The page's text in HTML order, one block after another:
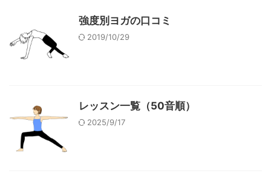
強度別ヨガの口コミ
2019/10/29
レッスン一覧（50音順）
2025/9/17